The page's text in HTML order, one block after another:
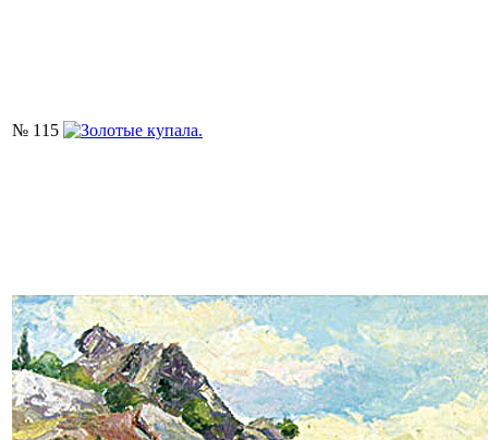
№ 115